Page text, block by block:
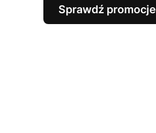
Sprawdź promocje